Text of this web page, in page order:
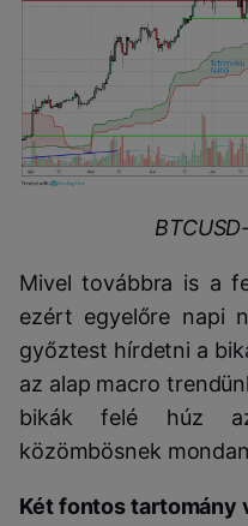
Mivel továbbra is a
ezért egyelőre napi
győztest hírdetni a
az alap macro
bikák felé húz
közömbösnek
Két fontos tartomány